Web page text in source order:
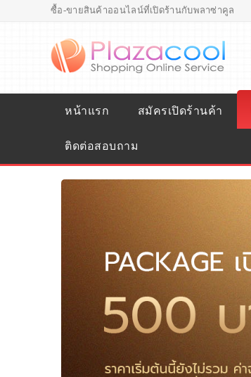
ซื้อ-ขายสินค้าออนไลน์ที่เปิดร้านกับพลาซ่าคูล
หน้าแรก สมัครเปิดร้านค้า
ติดต่อสอบถาม